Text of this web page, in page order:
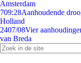
Amsterdam
709:28Aanhoudende
Holland
2407/08Vier
van Breda